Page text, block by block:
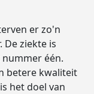
er zo'n
De ziekte is
één.
betere kwaliteit
het doel van